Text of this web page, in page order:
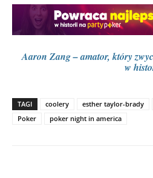
Aaron Zang – amator, który
w
TAGI coolery esther taylor-brady
Poker
poker night in america